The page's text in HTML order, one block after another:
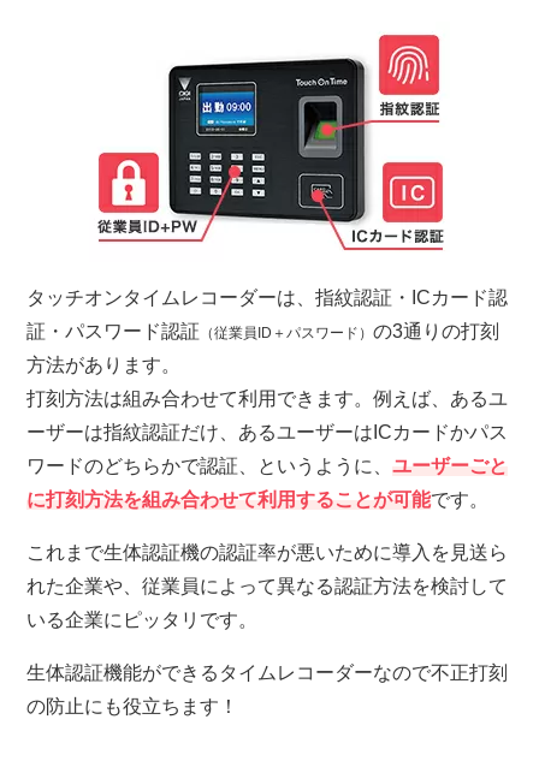
タッチオンタイムレコーダーは、指紋認証・ICカード認
証・パスワード認証 （従業員ID＋パスワード）の3通りの打刻
方法があります。
打刻方法は組み合わせて利用できます。例えば、あるユ
ーザーは指紋認証だけ、あるユーザーはICカードかパス
ワードのどちらかで認証、というように、ユーザーごと
に打刻方法を組み合わせて利用することが可能です。
これまで生体認証機の認証率が悪いために導入を見送ら
れた企業や、従業員によって異なる認証方法を検討して
いる企業にピッタリです。
生体認証機能ができるタイムレコーダーなので不正打刻
の防止にも役立ちます！